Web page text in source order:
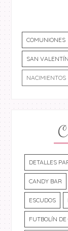
COMUNIONES
SAN VALENTÍN
NACIMIENTOS
DETALLES
CANDY BAR
ESCUDOS
FUTBOLÍN